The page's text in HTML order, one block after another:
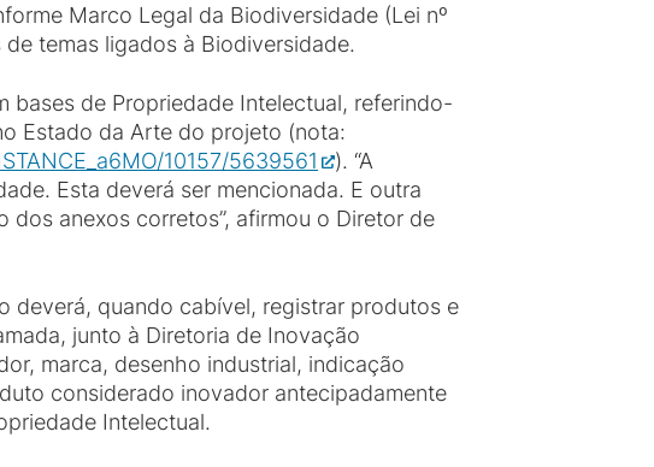
Marco Legal da Biodiversidade (Lei nº
temas ligados à Biodiversidade.
bases de Propriedade Intelectual, referindo-
Estado da Arte do projeto (nota:
10157/5639561
). “A
Esta deverá ser mencionada. E outra
anexos corretos”, afirmou o Diretor de
deverá, quando cabível, registrar produtos e
junto à Diretoria de Inovação
marca, desenho industrial, indicação
considerado inovador antecipadamente
Intelectual.